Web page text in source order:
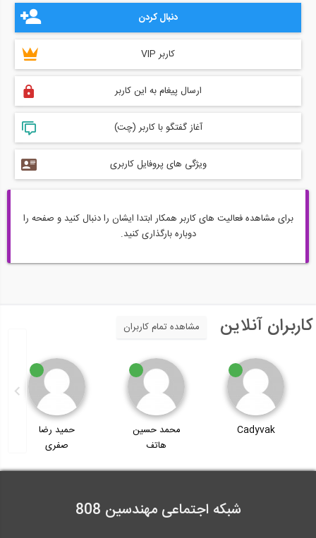
دنبال کردن
کاربر VIP
ارسال پیغام به این کاربر
آغاز گفتگو با کاربر (چت)
ویژگی های پروفایل کاربری
برای مشاهده فعالیت های کاربر همکار ابتدا ایشان را دنبال کنید و صفحه را
دوباره بارگذاری کنید.
کاربران آنلاین مشاهده تمام کاربران
Cadyvak
محمد حسین
هاتف
حمید رضا
صفری
شبکه اجتماعی مهندسین 808